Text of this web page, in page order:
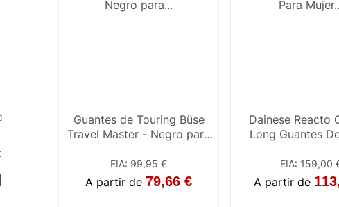
Guantes de Touring Büse
Travel Master - Negro para
EIA: 99,95 €
A partir de 79,66 €
Dainese Reacto
Long Guantes
Antracite
EIA:159,00
A partir de
#global.productsFound#